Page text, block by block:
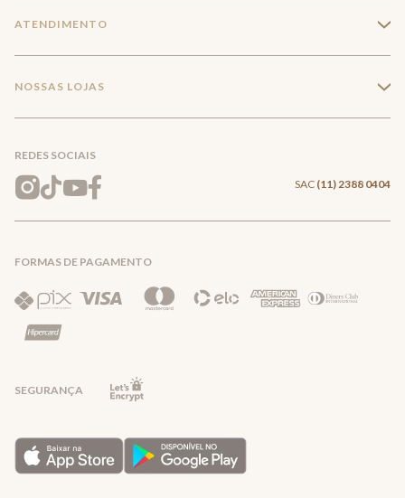
Trabalhe conosco
Mapa do Site
Meus pedidos
Wishlist
ATENDIMENTO +
Entrega e Frete
Trocas e Devoluções
Política de Privacidade
NOSSAS LOJAS +
REDES SOCIAIS
SAC (11) 2388 0404
FORMAS DE PAGAMENTO
SEGURANÇA